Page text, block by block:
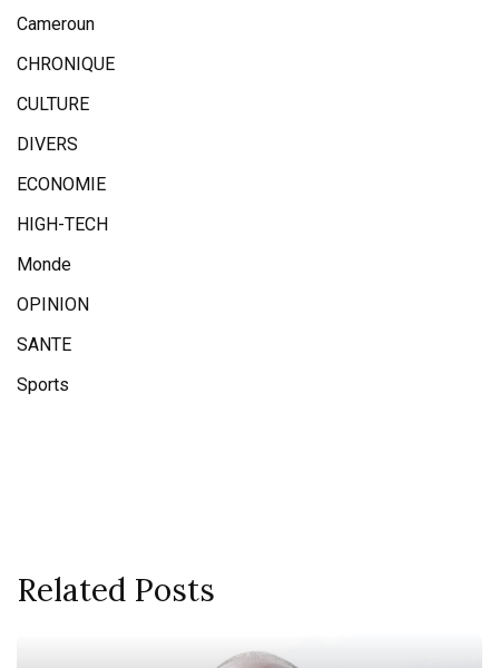
Cameroun
CHRONIQUE
CULTURE
DIVERS
ECONOMIE
HIGH-TECH
Monde
OPINION
SANTE
Sports
Related Posts